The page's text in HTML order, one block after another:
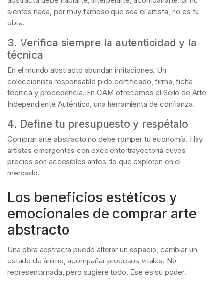
sientes nada, por muy famoso que sea el artista, no es tu
obra.
3. Verifica siempre la autenticidad y la
técnica
En el mundo abstracto abundan imitaciones. Un
coleccionista responsable pide certificado, firma, ficha
técnica y procedencia. En CAM ofrecemos el Sello de Arte
Independiente Auténtico, una herramienta de confianza.
4. Define tu presupuesto y respétalo
Comprar arte abstracto no debe romper tu economía. Hay
artistas emergentes con excelente trayectoria cuyos
precios son accesibles antes de que exploten en el
mercado.
Los beneficios estéticos y
emocionales de comprar arte
abstracto
Una obra abstracta puede alterar un espacio, cambiar un
estado de ánimo, acompañar procesos vitales. No
representa nada, pero sugiere todo. Ese es su poder.